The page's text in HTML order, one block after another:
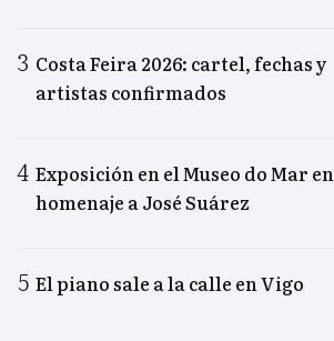
Costa Feira 2026: cartel, fechas y
artistas confirmados
Exposición en el Museo do Mar en
homenaje a José Suárez
El piano sale a la calle en Vigo